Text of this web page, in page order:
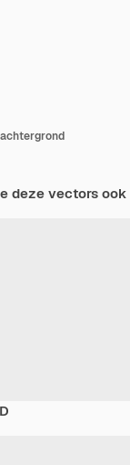
deze vectors ook